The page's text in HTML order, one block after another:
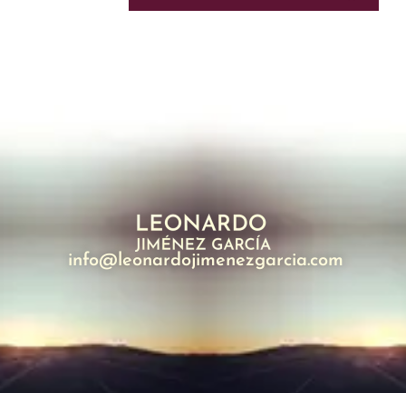
info@leonardojimenezgarcia.com